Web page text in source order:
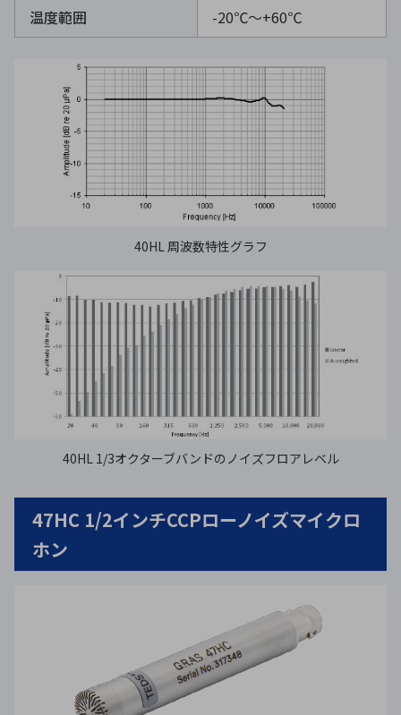
温度範囲 -20℃〜+60℃
40HL 周波数特性グラフ
40HL 1/3オクターブバンドのノイズフロアレベル
47HC 1/2インチCCPローノイズマイクロ
ホン